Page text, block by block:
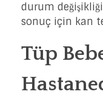
durum
sonuç için kan
Tüp